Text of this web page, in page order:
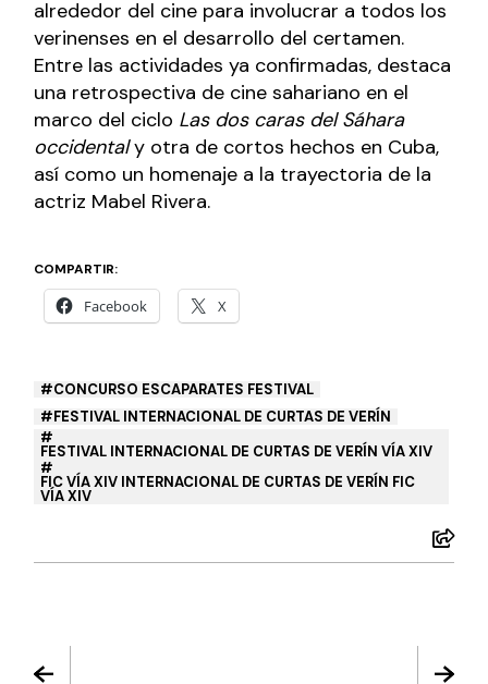
alrededor del cine para involucrar a todos los
verinenses en el desarrollo del certamen.
Entre las actividades ya confirmadas, destaca
una retrospectiva de cine sahariano en el
marco del ciclo Las dos caras del Sáhara
occidentaly otra de cortos hechos en Cuba,
así como un homenaje a la trayectoria de la
actriz Mabel Rivera.
COMPARTIR:
Facebook X
CONCURSO ESCAPARATES FESTIVAL
FESTIVAL INTERNACIONAL DE CURTAS DE VERÍN
FESTIVAL INTERNACIONAL DE CURTAS DE VERÍN VÍA XIV
FIC VÍA XIV INTERNACIONAL DE CURTAS DE VERÍN FIC
VÍA XIV